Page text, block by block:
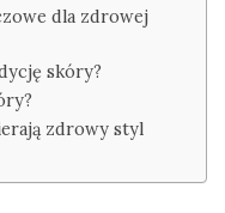
dla zdrowej
skóry?
zdrowy styl